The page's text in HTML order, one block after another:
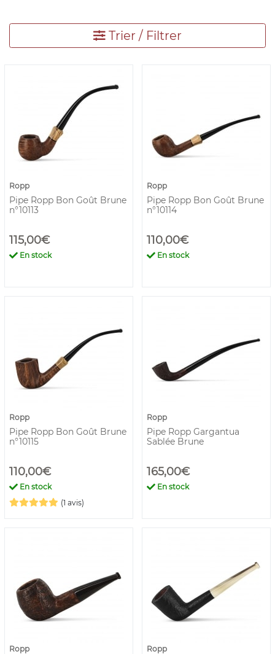
marques. Retrouvez la sélection dès maintenant !
Trier / Filtrer
Ropp
Pipe Ropp Bon Goût Brune
n°10113
115,00€
En stock
Ropp
Pipe Ropp Bon Goût Brune
n°10114
110,00€
En stock
Ropp
Pipe Ropp Bon Goût Brune
n°10115
110,00€
En stock
(1 avis)
Ropp
Pipe Ropp Gargantua
Sablée Brune
165,00€
En stock
Ropp Ropp